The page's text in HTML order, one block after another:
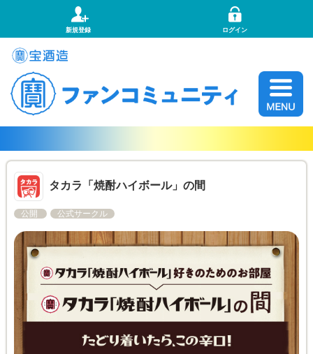
新規登録 ログイン
タカラ「焼酎ハイボール」の間
公開 公式サークル